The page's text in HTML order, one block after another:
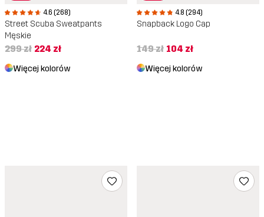
4.6 (268)
Street Scuba Sweatpants
Męskie
299 zł 224 zł
Więcej kolorów
4.8 (294)
Snapback Logo Cap
149 zł 104 zł
Więcej kolorów